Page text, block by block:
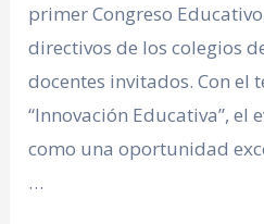
primer Congreso
directivos de los colegios
docentes invitados. Con el
“Innovación Educativa”, el
como una oportunidad
…